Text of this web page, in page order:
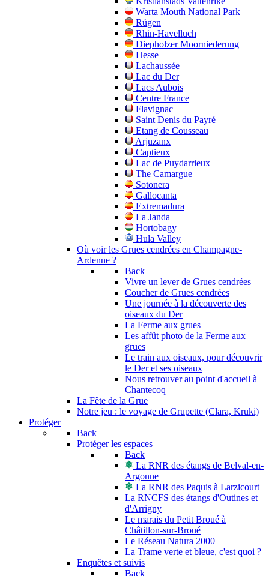
Warta Mouth National Park
Rügen
Rhin-Havelluch
Diepholzer Moorniederung
Hesse
Lachaussée
Lac du Der
Lacs Aubois
Centre France
Flavignac
Saint Denis du Payré
Etang de Cousseau
Arjuzanx
Captieux
Lac de Puydarrieux
The Camargue
Sotonera
Gallocanta
Extremadura
La Janda
Hortobagy
Hula Valley
Où voir les Grues cendrées en Champagne-
Ardenne ?
Back
Vivre un lever de Grues cendrées
Coucher de Grues cendrées
Une journée à la découverte des
oiseaux du Der
La Ferme aux grues
Les affût photo de la Ferme aux
grues
Le train aux oiseaux, pour découvrir
le Der et ses oiseaux
Nous retrouver au point d'accueil à
Chantecoq
La Fête de la Grue
Notre jeu : le voyage de Grupette (Clara, Kruki)
Protéger
Back
Protéger les espaces
Back
La RNR des étangs de Belval-en-
Argonne
La RNR des Paquis à Larzicourt
La RNCFS des étangs d'Outines et
d'Arrigny
Le marais du Petit Broué à
Châtillon-sur-Broué
Le Réseau Natura 2000
La Trame verte et bleue, c'est quoi ?
Enquêtes et suivis
Back